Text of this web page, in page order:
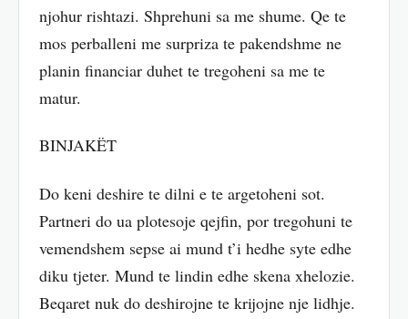
njohur rishtazi. Shprehuni sa me shume. Qe te
mos perballeni me surpriza te pakendshme ne
planin financiar duhet te tregoheni sa me te
matur.
BINJAKËT
Do keni deshire te dilni e te argetoheni sot.
Partneri do ua plotesoje qejfin, por tregohuni te
vemendshem sepse ai mund t’i hedhe syte edhe
diku tjeter. Mund te lindin edhe skena xhelozie.
Beqaret nuk do deshirojne te krijojne nje lidhje.